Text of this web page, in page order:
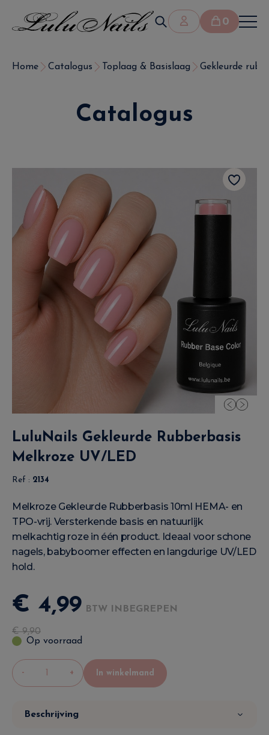
0
Home Catalogus Toplaag & Basislaag Gekleurde
Catalogus
LuluNails Gekleurde Rubberbasis
Melkroze UV/LED
Ref : 2134
Melkroze Gekleurde Rubberbasis 10ml HEMA- en
TPO-vrij. Versterkende basis en natuurlijk
melkachtig roze in één product. Ideaal voor schone
nagels, babyboomer effecten en langdurige UV/LED
hold.
€ 4,99 BTW INBEGREPEN
€9,90
Op voorraad
- + In winkelmand
Beschrijving